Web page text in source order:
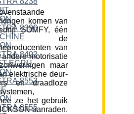
komen van
SOMFY, één
de
van
motorisatie
maar
elektrische deur-
en draadloze
ze het gebruik
aanraden.